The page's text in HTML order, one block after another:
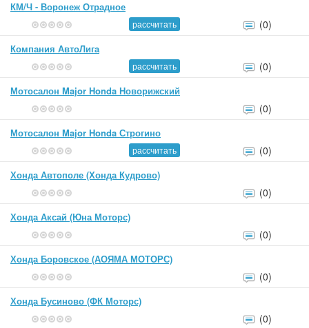
КМ/Ч - Воронеж Отрадное
(0)
рассчитать
Компания АвтоЛига
(0)
рассчитать
Мотосалон Major Honda Новорижский
(0)
Мотосалон Major Honda Строгино
(0)
рассчитать
Хонда Автополе (Хонда Кудрово)
(0)
Хонда Аксай (Юна Моторс)
(0)
Хонда Боровское (АОЯМА МОТОРС)
(0)
Хонда Бусиново (ФК Моторс)
(0)